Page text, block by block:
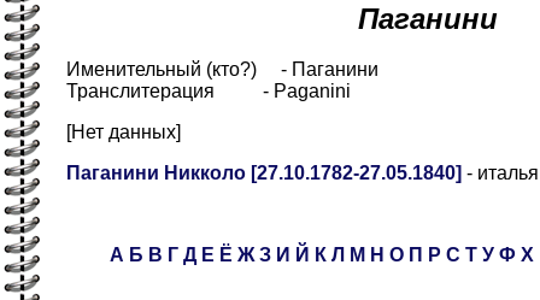
Паганини
Именительный (кто?) - Паганини
Транслитерация - Paganini
[Нет данных]
Паганини Никколо [27.10.1782-27.05.1840] -
А Б В Г Д Е Ё Ж З И Й К Л М Н О П Р С Т У Ф Х